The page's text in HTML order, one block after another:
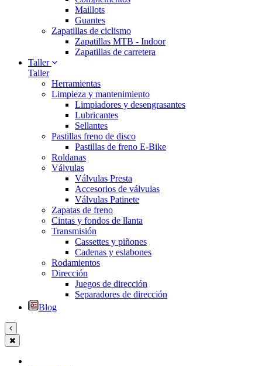
Maillots
Guantes
Zapatillas de ciclismo
Zapatillas MTB - Indoor
Zapatillas de carretera
Taller
Taller
Herramientas
Limpieza y mantenimiento
Limpiadores y desengrasantes
Lubricantes
Sellantes
Pastillas freno de disco
Pastillas de freno E-Bike
Roldanas
Válvulas
Válvulas Presta
Accesorios de válvulas
Válvulas Patinete
Zapatas de freno
Cintas y fondos de llanta
Transmisión
Cassettes y piñones
Cadenas y eslabones
Rodamientos
Dirección
Juegos de dirección
Separadores de dirección
Blog